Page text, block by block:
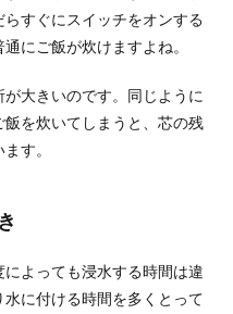
子供が喜ぶものがいい！
を紹介
すぐにスイッチをオンする
にご飯が炊けますよね。
大きいのです。同じように
を炊いてしまうと、芯の残
す。
よっても浸水する時間は違
に付ける時間を多くとって